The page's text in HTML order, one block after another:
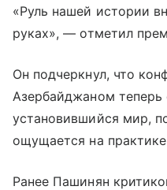
«Руль нашей истории
руках», — отметил
Он подчеркнул, что
Азербайджаном
установившийся мир,
ощущается на
Ранее Пашинян